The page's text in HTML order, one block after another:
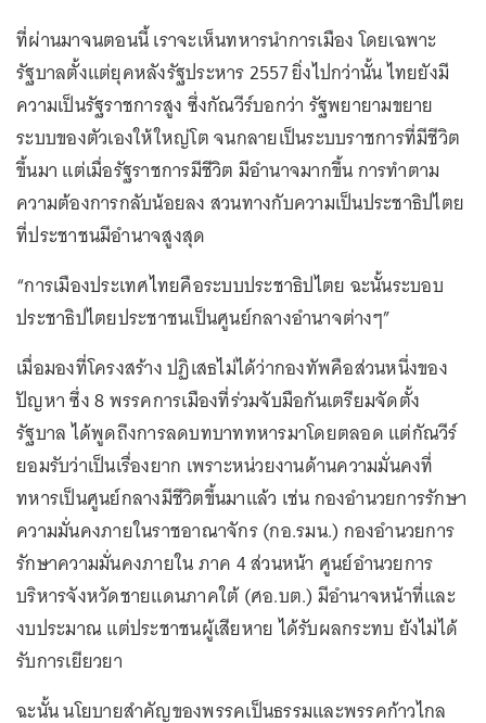
ที่ผ่านมาจนตอนนี้ เราจะเห็นทหารนำการเมือง โดยเฉพาะ
รัฐบาลตั้งแต่ยุคหลังรัฐประหาร 2557 ยิ่งไปกว่านั้น ไทยยังมี
ความเป็นรัฐราชการสูง ซึ่งกัณวีร์บอกว่า รัฐพยายามขยาย
ระบบของตัวเองให้ใหญ่โต จนกลายเป็นระบบราชการที่มีชีวิต
ขึ้นมา แต่เมื่อรัฐราชการมีชีวิต มีอำนาจมากขึ้น การทำตาม
ความต้องการกลับน้อยลง สวนทางกับความเป็นประชาธิปไตย
ที่ประชาชนมีอำนาจสูงสุด
“การเมืองประเทศไทยคือระบบประชาธิปไตย ฉะนั้นระบอบ
ประชาธิปไตยประชาชนเป็นศูนย์กลางอำนาจต่างๆ”
เมื่อมองที่โครงสร้าง ปฏิเสธไม่ได้ว่ากองทัพคือส่วนหนึ่งของ
ปัญหา ซึ่ง 8 พรรคการเมืองที่ร่วมจับมือกันเตรียมจัดตั้ง
รัฐบาล ได้พูดถึงการลดบทบาททหารมาโดยตลอด แต่กัณวีร์
ยอมรับว่าเป็นเรื่องยาก เพราะหน่วยงานด้านความมั่นคงที่
ทหารเป็นศูนย์กลางมีชีวิตขึ้นมาแล้ว เช่น กองอำนวยการรักษา
ความมั่นคงภายในราชอาณาจักร (กอ.รมน.) กองอำนวยการ
รักษาความมั่นคงภายใน ภาค 4 ส่วนหน้า ศูนย์อำนวยการ
บริหารจังหวัดชายแดนภาคใต้ (ศอ.บต.) มีอำนาจหน้าที่และ
งบประมาณ แต่ประชาชนผู้เสียหาย ได้รับผลกระทบ ยังไม่ได้
รับการเยียวยา
ฉะนั้น นโยบายสำคัญของพรรคเป็นธรรมและพรรคก้าวไกล